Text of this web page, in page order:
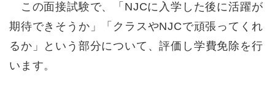
この面接試験で、「NJCに入学した後に活躍が
期待できそうか」「クラスやNJCで頑張ってくれ
るか」という部分について、評価し学費免除を行
います。